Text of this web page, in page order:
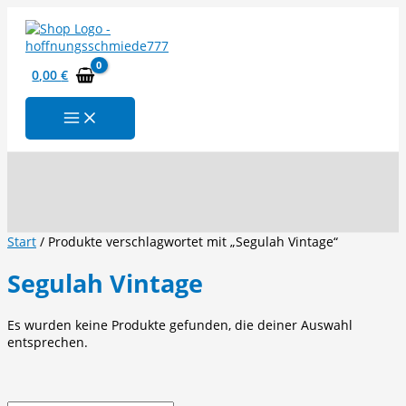
Inhalt
springen
0,00€
Start / Produkte verschlagwortet mit „Segulah Vintage“
Segulah Vintage
Es wurden keine Produkte gefunden, die deiner Auswahl
entsprechen.